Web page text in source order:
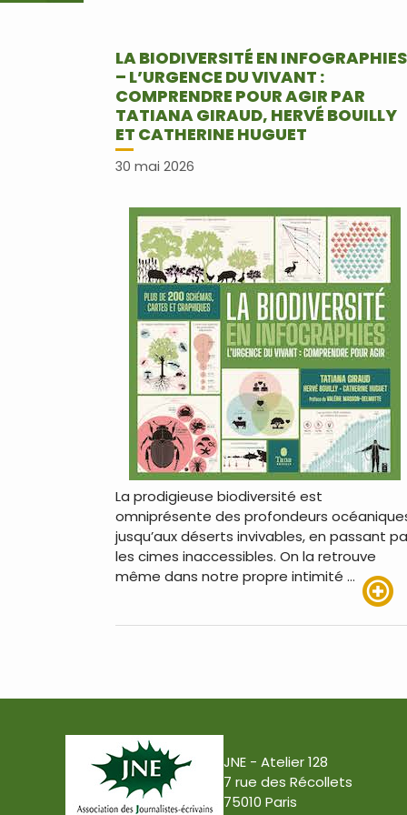
LA BIODIVERSITÉ EN INFOGRAPHIES
– L’URGENCE DU VIVANT :
COMPRENDRE POUR AGIR PAR
TATIANA GIRAUD, HERVÉ BOUILLY
ET CATHERINE HUGUET
30 mai 2026
La prodigieuse biodiversité est
omniprésente des profondeurs
jusqu’aux déserts invivables, en passant
les cimes inaccessibles. On la retrouve
même dans notre propre intimité …
JNE - Atelier 128
7 rue des Récollets
75010 Paris